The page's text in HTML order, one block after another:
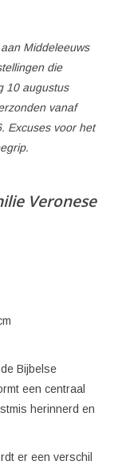
Middeleeuws
die
10 augustus
vanaf
Excuses voor het
Veronese
Bijbelse
een centraal
herinnerd en
er een verschil